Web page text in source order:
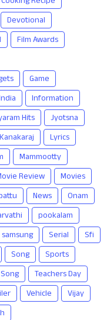
Devotional
Film Awards
Game
Information
Hits
Jyotsna
Lyrics
Mammootty
Review
Movies
News
Onam
pookalam
samsung Serial
Sfi
Song
Sports
Teachers Day
Vehicle
Vijay